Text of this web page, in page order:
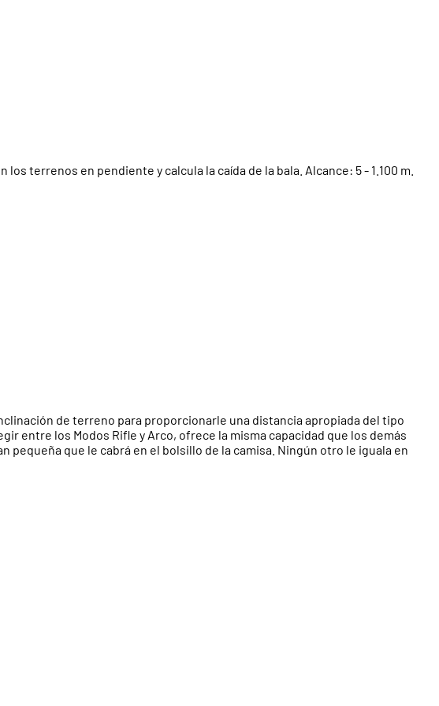
terrenos en pendiente y calcula la caída de la bala. Alcance: 5 - 1.100 m.
de terreno para proporcionarle una distancia apropiada del tipo
entre los Modos Rifle y Arco, ofrece la misma capacidad que los demás
que le cabrá en el bolsillo de la camisa. Ningún otro le iguala en